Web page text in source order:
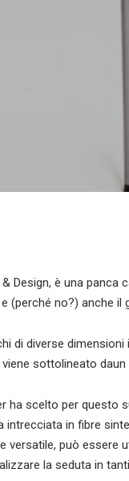
& Design, è una
(perché no?) anche
di diverse
sottolineato
ha scelto per
in fibre
può essere
la seduta in